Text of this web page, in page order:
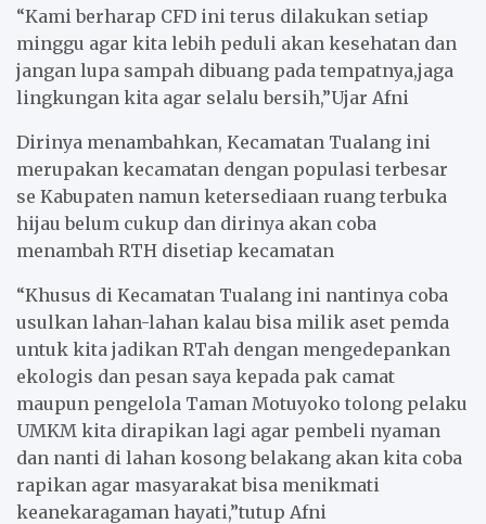
“Kami berharap CFD ini terus dilakukan setiap
minggu agar kita lebih peduli akan kesehatan dan
jangan lupa sampah dibuang pada tempatnya,jaga
lingkungan kita agar selalu bersih,”Ujar Afni
Dirinya menambahkan, Kecamatan Tualang ini
merupakan kecamatan dengan populasi terbesar
se Kabupaten namun ketersediaan ruang terbuka
hijau belum cukup dan dirinya akan coba
menambah RTH disetiap kecamatan
“Khusus di Kecamatan Tualang ini nantinya coba
usulkan lahan-lahan kalau bisa milik aset pemda
untuk kita jadikan RTah dengan mengedepankan
ekologis dan pesan saya kepada pak camat
maupun pengelola Taman Motuyoko tolong pelaku
UMKM kita dirapikan lagi agar pembeli nyaman
dan nanti di lahan kosong belakang akan kita coba
rapikan agar masyarakat bisa menikmati
keanekaragaman hayati,”tutup Afni